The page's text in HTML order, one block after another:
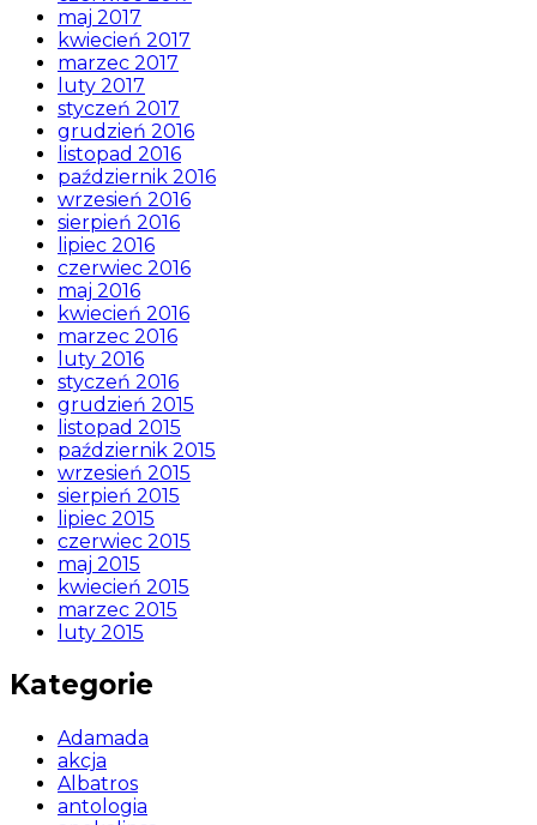
maj 2017
kwiecień 2017
marzec 2017
luty 2017
styczeń 2017
grudzień 2016
listopad 2016
październik 2016
wrzesień 2016
sierpień 2016
lipiec 2016
czerwiec 2016
maj 2016
kwiecień 2016
marzec 2016
luty 2016
styczeń 2016
grudzień 2015
listopad 2015
październik 2015
wrzesień 2015
sierpień 2015
lipiec 2015
czerwiec 2015
maj 2015
kwiecień 2015
marzec 2015
luty 2015
Kategorie
Adamada
akcja
Albatros
antologia